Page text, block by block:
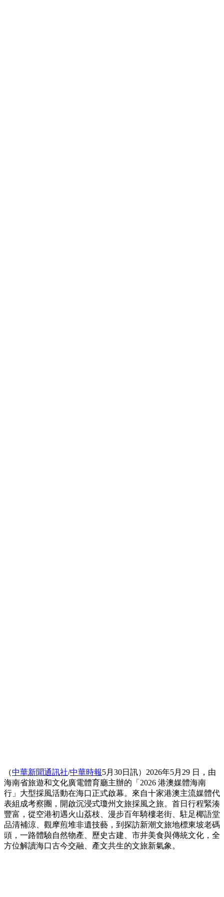
（中華新聞通訊社/中華時報5月30日訊）2026年5月29 日，由
海南省旅遊和文化廣電體育廳主辦的「2026 港澳媒體海南
行」大型採風活動在海口正式啟幕。來自十家港澳主流媒體代
表組成考察團，開啟沉浸式瓊州文旅採風之旅。首日行程緊湊
豐富，從空港初遇火山荔枝、漫步百年騎樓老街、駐足椰語堂
品清補涼、觀摩煎堆非遺技藝，到探訪新潮文旅地標東坡老碼
頭，一路體驗自然物產、歷史古建、市井美食與傳統文化，全
方位解讀海口古今交融、產文共生的文旅新氣象。